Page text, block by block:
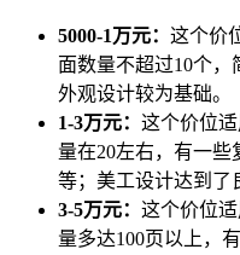
5000-1万元： 这个价
面数量不超过10个，
外观设计较为基础。
1-3万元： 这个价位
量在20左右，有一
等；美工设计达到了
3-5万元： 这个价位
量多达100页以上，